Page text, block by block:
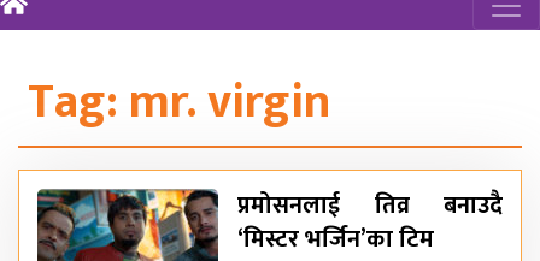
Tag:mr. virgin
प्रमोसनलाई तिव्र बनाउदै
‘मिस्टर भर्जिन’का टिम